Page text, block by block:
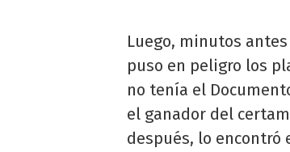
Luego, minutos
puso en peligro los
no tenía el
el ganador del
después, lo encontró